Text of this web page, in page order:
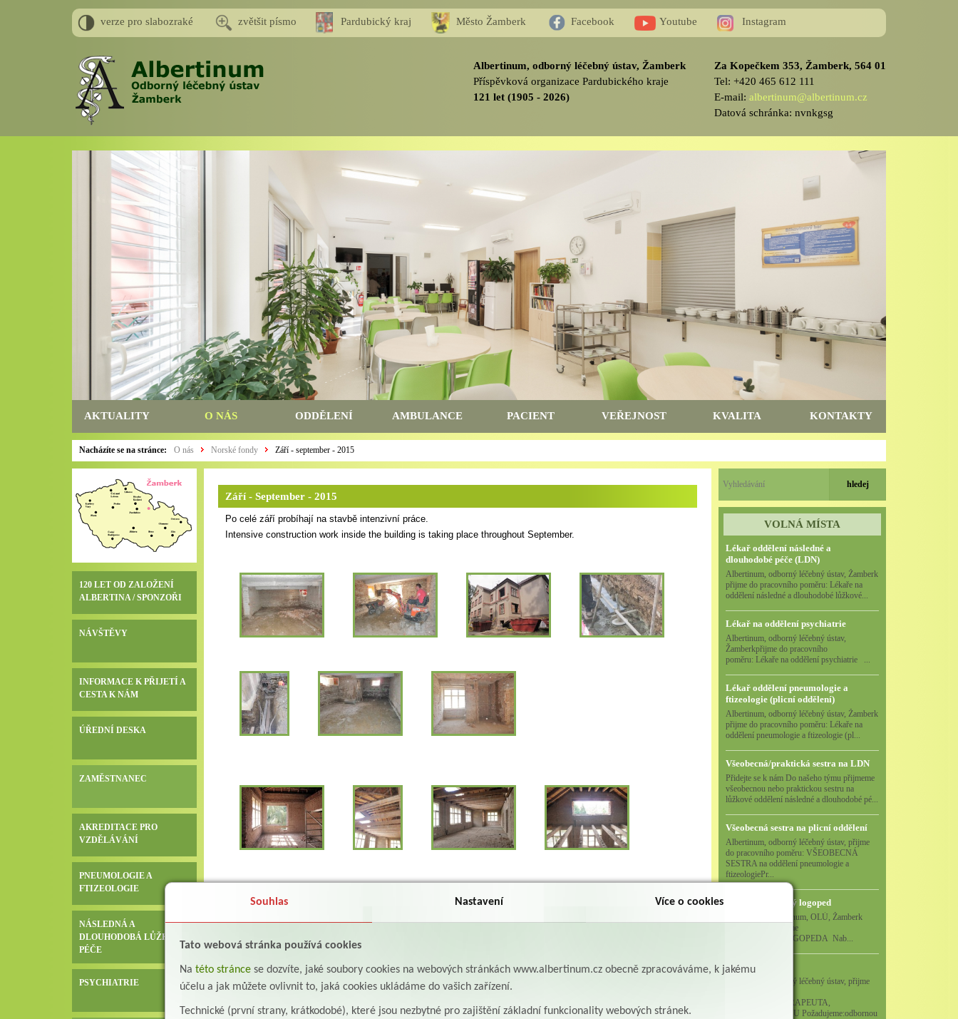
verze pro slabozraké zvětšit písmo Pardubický kraj Město Žamberk Facebook Youtube Instagram
Za Kopečkem 353, Žamberk, 564 01
Tel: +420 465 612 111
E-mail:albertinum@albertinum.cz
Datová schránka: nvnkgsg
Albertinum, odborný léčebný ústav, Žamberk
Příspěvková organizace Pardubického kraje
121 let (1905 - 2026)
AKTUALITY O NÁS ODDĚLENÍ AMBULANCE PACIENT VEŘEJNOST KVALITA KONTAKTY
Nacházíte se na stránce: O nás Norské fondy Září - september - 2015
120 LET OD ZALOŽENÍ
ALBERTINA / SPONZOŘI
NÁVŠTĚVY
INFORMACE K PŘIJETÍ A
CESTA K NÁM
ÚŘEDNÍ DESKA
ZAMĚSTNANEC
AKREDITACE PRO
VZDĚLÁVÁNÍ
PNEUMOLOGIE A
FTIZEOLOGIE
NÁSLEDNÁ A
DLOUHODOBÁ LŮŽKOVÁ
PÉČE
PSYCHIATRIE
Září - September - 2015
Po celé září probíhají na stavbě intenzivní práce.
Intensive construction work inside the building is taking place throughout September.
17.září – uveřejněn článek o realizaci projektu v Orlickém deníku
17thSeptember – A newspaper article about the realization of our project is published on the website of the
VOLNÁ MÍSTA
Lékař oddělení následné a
dlouhodobé péče (LDN)
Albertinum, odborný léčebný ústav, Žamberk
přijme do pracovního poměru: Lékaře na
oddělení následné a dlouhodobé lůžkové...
Lékař na oddělení psychiatrie
Albertinum, odborný léčebný ústav,
Žamberkpřijme do pracovního
poměru: Lékaře na oddělení psychiatrie ...
Lékař oddělení pneumologie a
ftizeologie (plicní oddělení)
Albertinum, odborný léčebný ústav, Žamberk
přijme do pracovního poměru: Lékaře na
oddělení pneumologie a ftizeologie (pl...
Všeobecná/praktická sestra na LDN
Přidejte se k nám Do našeho týmu přijmeme
všeobecnou nebo praktickou sestru na
lůžkové oddělení následné a dlouhodobé pé...
Všeobecná sestra na plicní oddělení
Albertinum, odborný léčebný ústav, přijme
do pracovního poměru: VŠEOBECNÁ
SESTRA na oddělení pneumologie a
ftizeologiePr...
Logoped/klinický logoped
Albertinum, OLÚ, Žamberk
přijme
KLINICKÉHO LOGOPEDA Nab...
Ergoterapeut/ka
Albertinum, odborný léčebný ústav, přijme
poměru: ERGOTERAPEUTA,
EGOTERAPEUTKU Požadujeme:odbornou
Souhlas Nastavení Více o cookies
Tato webová stránka používá cookies
Na této stránce se dozvíte, jaké soubory cookies na webových stránkách www.albertinum.cz obecně zpracováváme, k jakému
účelu a jak můžete ovlivnit to, jaká cookies ukládáme do vašich zařízení.
Technické (první strany, krátkodobé), které jsou nezbytné pro zajištění základní funkcionality webových stránek.